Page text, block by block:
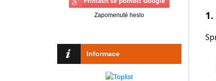
Zapomenuté heslo
Informace